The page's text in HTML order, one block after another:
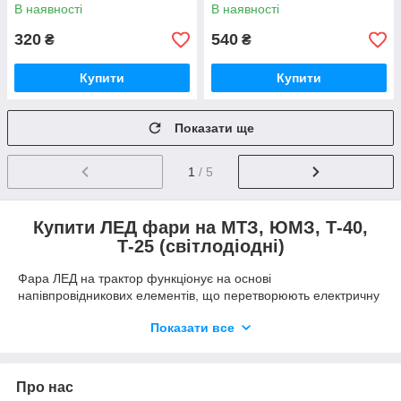
В наявності
320 ₴
Купити
В наявності
540 ₴
Купити
Показати ще
1 / 5
Купити ЛЕД фари на МТЗ, ЮМЗ, Т-40,
Т-25 (світлодіодні)
Фара ЛЕД на трактор функціонує на основі
напівпровідникових елементів, що перетворюють електричну
В основі конструкції електроустаткування знаходиться лінза,
запобігаючи їх перегріву та забезпечуючи стабільну роботу в
Показати все
Про нас